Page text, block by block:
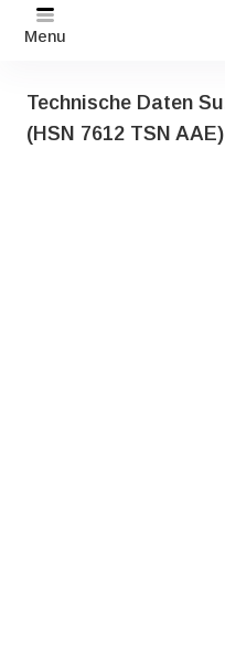
Menu
Technische Daten
(HSN 7612 TSN AAE)